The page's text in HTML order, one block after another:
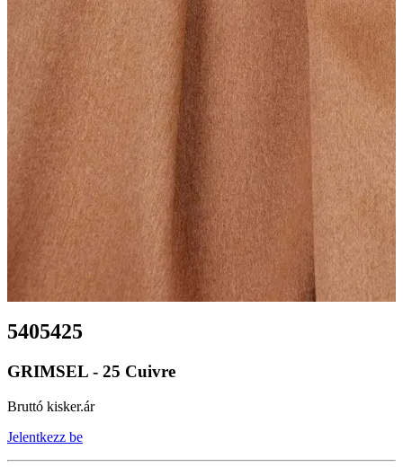
5405425
GRIMSEL - 25 Cuivre
Bruttó kisker.ár
Jelentkezz be